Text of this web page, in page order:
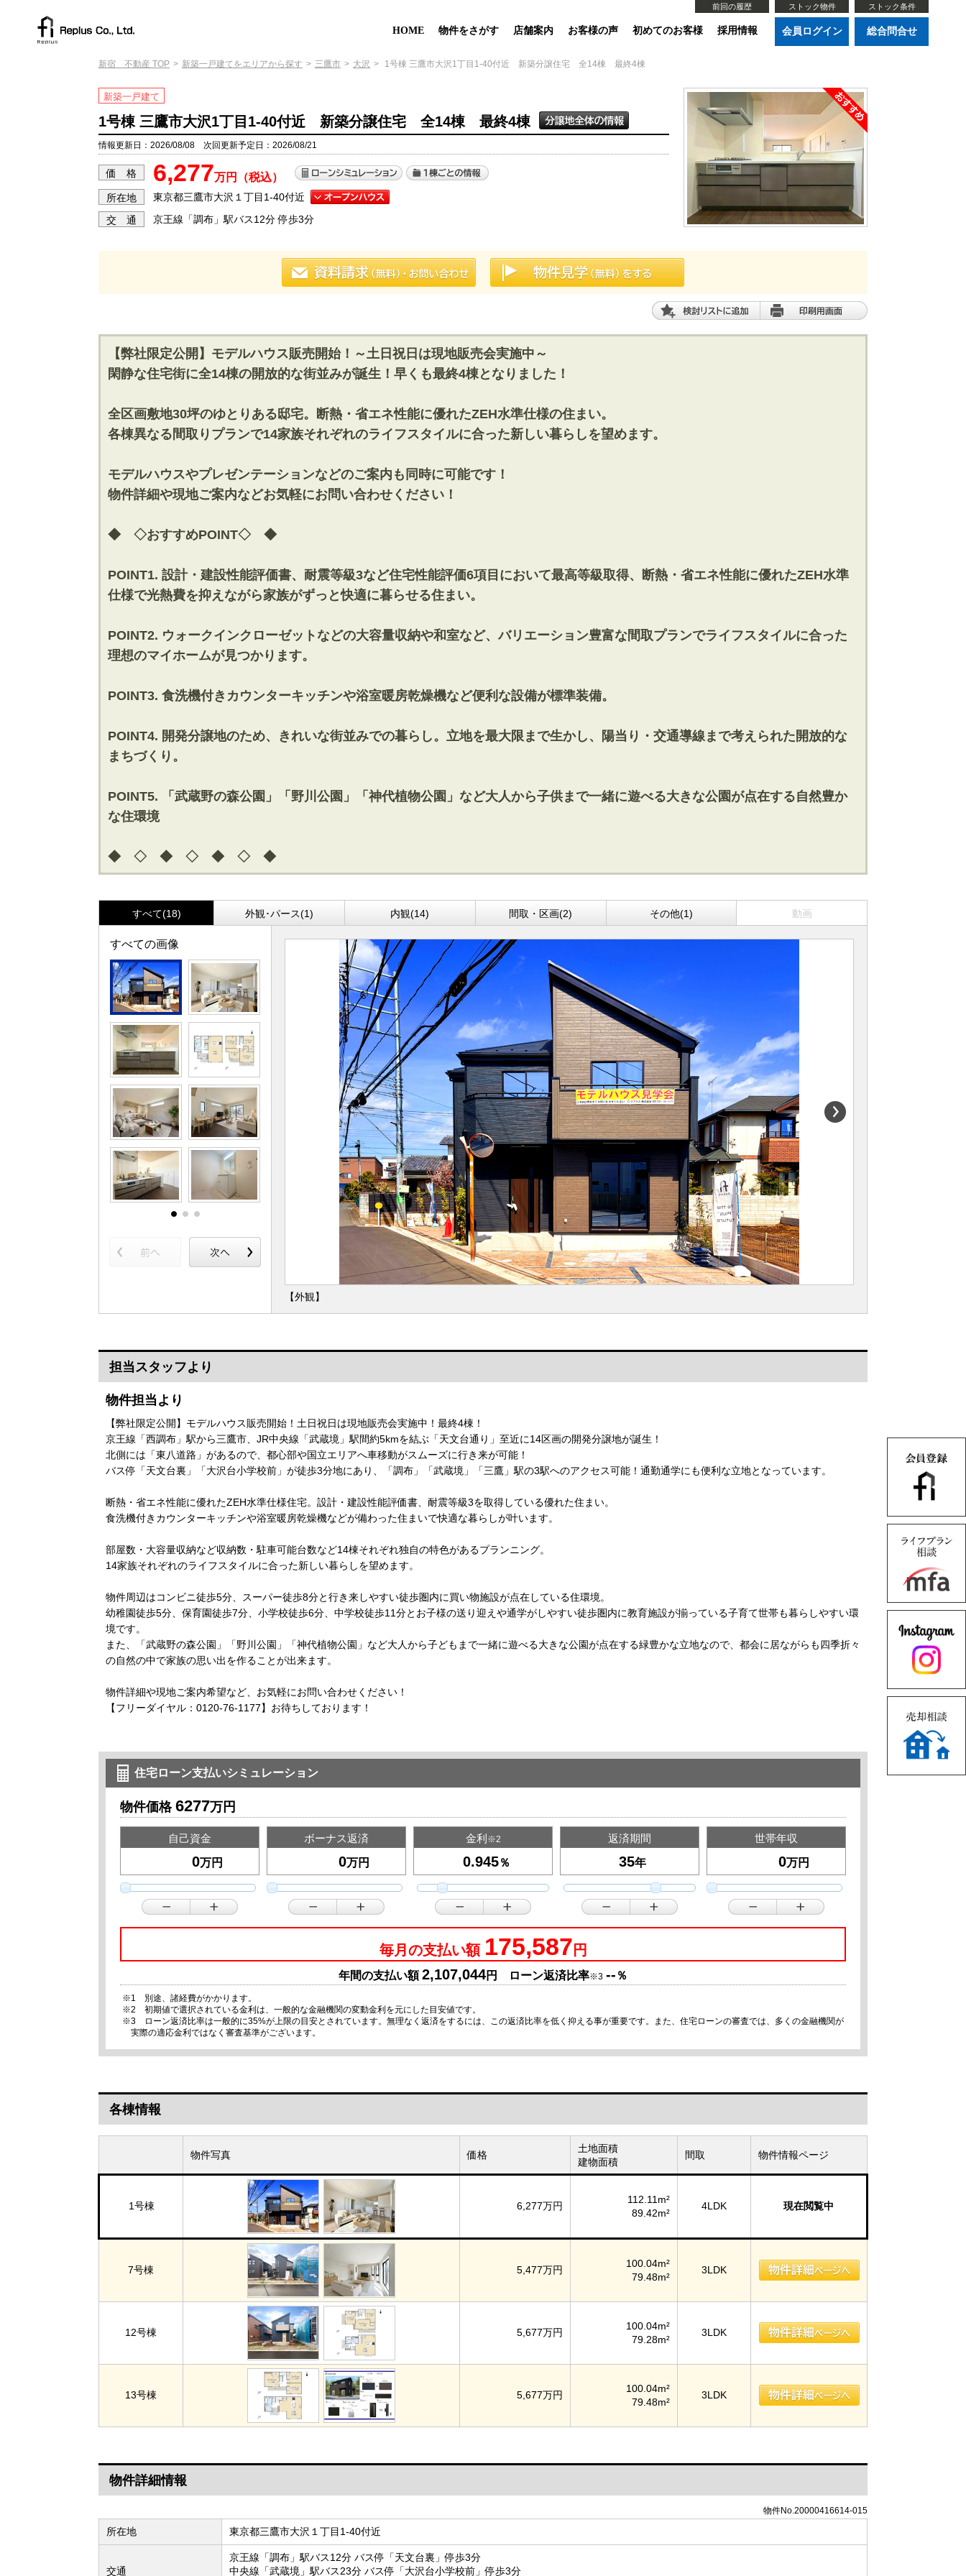
前回の履歴 ストック物件 ストック条件
会員ログイン 総合問合せ
HOME 物件をさがす 店舗案内 お客様の声 初めてのお客様 採用情報
新宿 不動産 TOP 新築一戸建てをエリアから探す 三鷹市 大沢 1号棟 三鷹市大沢1丁目1-40付近 新築分譲住宅 全14棟 最終4棟
新築一戸建て
1号棟 三鷹市大沢1丁目1-40付近 新築分譲住宅 全14棟 最終4棟
情報更新日：2026/08/08 次回更新予定日：2026/08/21
価 格 6,277万円（税込）
所在地 東京都三鷹市大沢１丁目1-40付近
交 通 京王線「調布」駅バス12分 停歩3分
【弊社限定公開】モデルハウス販売開始！～土日祝日は現地販売会実施中～
閑静な住宅街に全14棟の開放的な街並みが誕生！早くも最終4棟となりました！
全区画敷地30坪のゆとりある邸宅。断熱・省エネ性能に優れたZEH水準仕様の住まい。
各棟異なる間取りプランで14家族それぞれのライフスタイルに合った新しい暮らしを望めます。
モデルハウスやプレゼンテーションなどのご案内も同時に可能です！
物件詳細や現地ご案内などお気軽にお問い合わせください！
◆ ◇おすすめPOINT◇ ◆
POINT1. 設計・建設性能評価書、耐震等級3など住宅性能評価6項目において最高等級取得、断熱・省エネ性能に優れたZEH水準
仕様で光熱費を抑えながら家族がずっと快適に暮らせる住まい。
POINT2. ウォークインクローゼットなどの大容量収納や和室など、バリエーション豊富な間取プランでライフスタイルに合った
理想のマイホームが見つかります。
POINT3. 食洗機付きカウンターキッチンや浴室暖房乾燥機など便利な設備が標準装備。
POINT4. 開発分譲地のため、きれいな街並みでの暮らし。立地を最大限まで生かし、陽当り・交通導線まで考えられた開放的な
まちづくり。
POINT5. 「武蔵野の森公園」「野川公園」「神代植物公園」など大人から子供まで一緒に遊べる大きな公園が点在する自然豊か
な住環境
◆ ◇ ◆ ◇ ◆ ◇ ◆
すべて(18) 外観･パース(1) 内観(14) 間取・区画(2) その他(1) 動画
すべての画像
【外観】
担当スタッフより
物件担当より
【弊社限定公開】モデルハウス販売開始！土日祝日は現地販売会実施中！最終4棟！
京王線「西調布」駅から三鷹市、JR中央線「武蔵境」駅間約5kmを結ぶ「天文台通り」至近に14区画の開発分譲地が誕生！
北側には「東八道路」があるので、都心部や国立エリアへ車移動がスムーズに行き来が可能！
バス停「天文台裏」「大沢台小学校前」が徒歩3分地にあり、「調布」「武蔵境」「三鷹」駅の3駅へのアクセス可能！通勤通学にも便利な立地となっています。
断熱・省エネ性能に優れたZEH水準仕様住宅。設計・建設性能評価書、耐震等級3を取得している優れた住まい。
食洗機付きカウンターキッチンや浴室暖房乾燥機などが備わった住まいで快適な暮らしが叶います。
部屋数・大容量収納など収納数・駐車可能台数など14棟それぞれ独自の特色があるプランニング。
14家族それぞれのライフスタイルに合った新しい暮らしを望めます。
物件周辺はコンビニ徒歩5分、スーパー徒歩8分と行き来しやすい徒歩圏内に買い物施設が点在している住環境。
幼稚園徒歩5分、保育園徒歩7分、小学校徒歩6分、中学校徒歩11分とお子様の送り迎えや通学がしやすい徒歩圏内に教育施設が揃っている子育て世帯も暮らしやすい環
境です。
また、「武蔵野の森公園」「野川公園」「神代植物公園」など大人から子どもまで一緒に遊べる大きな公園が点在する緑豊かな立地なので、都会に居ながらも四季折々
の自然の中で家族の思い出を作ることが出来ます。
物件詳細や現地ご案内希望など、お気軽にお問い合わせください！
【フリーダイヤル：0120-76-1177】お待ちしております！
住宅ローン支払いシミュレーション
物件価格 6277万円
自己資金
万円
ボーナス返済
万円
金利 ※2
％
返済期間
年
世帯年収
万円
毎月の支払い額 175,587 円
年間の支払い額2,107,044円 ローン返済比率※3 -- ％
※1 別途、諸経費がかかります。
※2 初期値で選択されている金利は、一般的な金融機関の変動金利を元にした目安値です。
※3 ローン返済比率は一般的に35%が上限の目安とされています。無理なく返済をするには、この返済比率を低く抑える事が重要です。また、住宅ローンの審査では、多くの金融機関が
実際の適応金利ではなく審査基準がございます。
各棟情報
物件写真 価格
土地面積
建物面積
間取 物件情報ページ
1号棟 6,277万円
112.11m²
89.42m²
4LDK 現在閲覧中
7号棟 5,477万円
100.04m²
79.48m²
3LDK
12号棟 5,677万円
100.04m²
79.28m²
3LDK
13号棟 5,677万円
100.04m²
79.48m²
3LDK
物件詳細情報
物件No.20000416614-015
所在地 東京都三鷹市大沢１丁目1-40付近
交通
京王線「調布」駅バス12分 バス停「天文台裏」停歩3分
中央線「武蔵境」駅バス23分 バス停「大沢台小学校前」停歩3分